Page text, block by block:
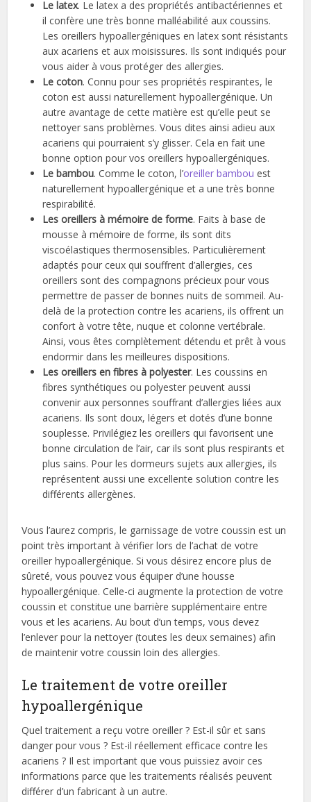
Le latex. Le latex a des propriétés antibactériennes et
il confère une très bonne malléabilité aux coussins.
Les oreillers hypoallergéniques en latex sont résistants
aux acariens et aux moisissures. Ils sont indiqués pour
vous aider à vous protéger des allergies.
Le coton. Connu pour ses propriétés respirantes, le
coton est aussi naturellement hypoallergénique. Un
autre avantage de cette matière est qu’elle peut se
nettoyer sans problèmes. Vous dites ainsi adieu aux
acariens qui pourraient s’y glisser. Cela en fait une
bonne option pour vos oreillers hypoallergéniques.
Le bambou. Comme le coton, l’oreiller bambou est
naturellement hypoallergénique et a une très bonne
respirabilité.
Les oreillers à mémoire de forme. Faits à base de
mousse à mémoire de forme, ils sont dits
viscoélastiques thermosensibles. Particulièrement
adaptés pour ceux qui souffrent d’allergies, ces
oreillers sont des compagnons précieux pour vous
permettre de passer de bonnes nuits de sommeil. Au-
delà de la protection contre les acariens, ils offrent un
confort à votre tête, nuque et colonne vertébrale.
Ainsi, vous êtes complètement détendu et prêt à vous
endormir dans les meilleures dispositions.
Les oreillers en fibres à polyester. Les coussins en
fibres synthétiques ou polyester peuvent aussi
convenir aux personnes souffrant d’allergies liées aux
acariens. Ils sont doux, légers et dotés d’une bonne
souplesse. Privilégiez les oreillers qui favorisent une
bonne circulation de l’air, car ils sont plus respirants et
plus sains. Pour les dormeurs sujets aux allergies, ils
représentent aussi une excellente solution contre les
différents allergènes.
Vous l’aurez compris, le garnissage de votre coussin est un
point très important à vérifier lors de l’achat de votre
oreiller hypoallergénique. Si vous désirez encore plus de
sûreté, vous pouvez vous équiper d’une housse
hypoallergénique. Celle-ci augmente la protection de votre
coussin et constitue une barrière supplémentaire entre
vous et les acariens. Au bout d’un temps, vous devez
l’enlever pour la nettoyer (toutes les deux semaines) afin
de maintenir votre coussin loin des allergies.
Le traitement de votre oreiller
hypoallergénique
Quel traitement a reçu votre oreiller ? Est-il sûr et sans
danger pour vous ? Est-il réellement efficace contre les
acariens ? Il est important que vous puissiez avoir ces
informations parce que les traitements réalisés peuvent
différer d’un fabricant à un autre.